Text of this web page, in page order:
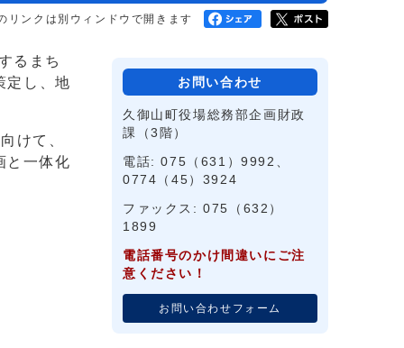
リンクは別ウィンドウで開きます
るまち
定し、地
けて、
と一体化
お問い合わせ
久御山町役場総務部企画財政
課（3階）
電話: 075（631）9992、
0774（45）3924
ファックス: 075（632）
1899
電話番号のかけ間違いにご注
意ください！
お問い合わせフォーム